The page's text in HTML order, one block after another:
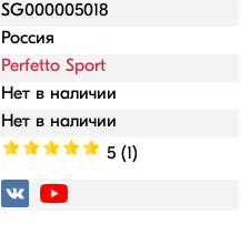
SG000005018
Россия
Perfetto Sport
Нет в наличии
Нет в наличии
5 (1)